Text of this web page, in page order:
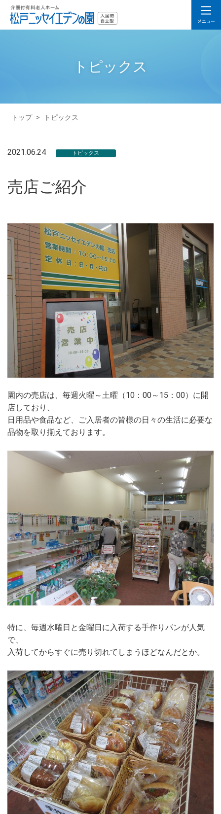
トピックス
トップ > トピックス
2021.06.24 トピックス
売店ご紹介
園内の売店は、毎週火曜～土曜（10：00～15：00）に開
店しており、
日用品や食品など、ご入居者の皆様の日々の生活に必要な
品物を取り揃えております。
特に、毎週水曜日と金曜日に入荷する手作りパンが人気
で、
入荷してからすぐに売り切れてしまうほどなんだとか。